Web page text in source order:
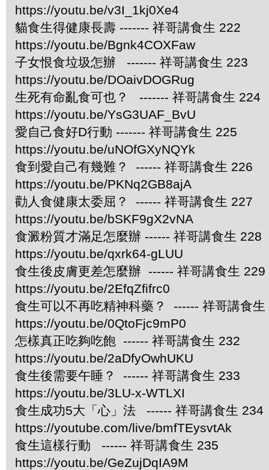
https://youtu.be/v3I_1kj0Xe4
貓食生得健康長壽 ------- 祥哥講食生 222
https://youtu.be/Bgnk4COXFaw
子女恨食垃圾怎辦 ------- 祥哥講食生 223
https://youtu.be/DOaivDOGRug
生死有命亂食可也？ ------- 祥哥講食生 224
https://youtu.be/YsG3UAF_BvU
愛自己食好D行動 ------- 祥哥講食生 225
https://youtu.be/uNOfGXyNQYk
食到愛自己有幾難？ ------ 祥哥講食生 226
https://youtu.be/PKNq2GB8ajA
勸人食健康太委屈？ ------ 祥哥講食生 227
https://youtu.be/bSKF9gX2vNA
食澱粉質才滿足怎麼辦 ------ 祥哥講食生 228
https://youtu.be/qxrk64-gLUU
食生後皮膚更差怎麼辦 ------ 祥哥講食生 229
https://youtu.be/2EfqZfifrc0
食生可以不再吃精神科藥？ ------ 祥哥講食生
https://youtu.be/0QtoFjc9mP0
怎樣真正吃夠吃飽 ------ 祥哥講食生 232
https://youtu.be/2aDfyOwhUKU
食生後需要午睡？ ------ 祥哥講食生 233
https://youtu.be/3LU-x-WTLXI
食生成功5大「心」法 ------ 祥哥講食生 234
https://youtube.com/live/bmfTEysvtAk
食生這樣行動 ------ 祥哥講食生 235
https://youtu.be/GeZujDqIA9M